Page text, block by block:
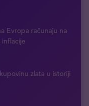
Evropa računaju na
zlata u istoriji